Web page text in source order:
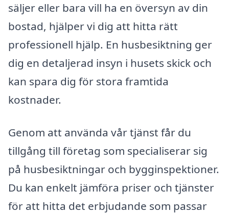
säljer eller bara vill ha en översyn av din
bostad, hjälper vi dig att hitta rätt
professionell hjälp. En husbesiktning ger
dig en detaljerad insyn i husets skick och
kan spara dig för stora framtida
kostnader.
Genom att använda vår tjänst får du
tillgång till företag som specialiserar sig
på husbesiktningar och bygginspektioner.
Du kan enkelt jämföra priser och tjänster
för att hitta det erbjudande som passar